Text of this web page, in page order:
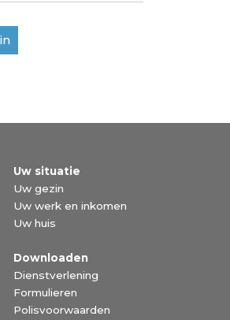
Uw situatie
Uw gezin
Uw werk en inkomen
Uw huis
Downloaden
Dienstverlening
Formulieren
Polisvoorwaarden